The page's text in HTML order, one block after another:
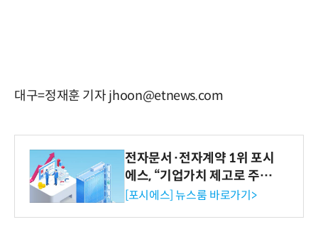
대구=정재훈 기자 jhoon@etnews.com
전자문서·전자계약 1위 포시
에스, “기업가치 제고로 주주
환원 강화” 계획 공시
[포시에스] 뉴스룸 바로가기>